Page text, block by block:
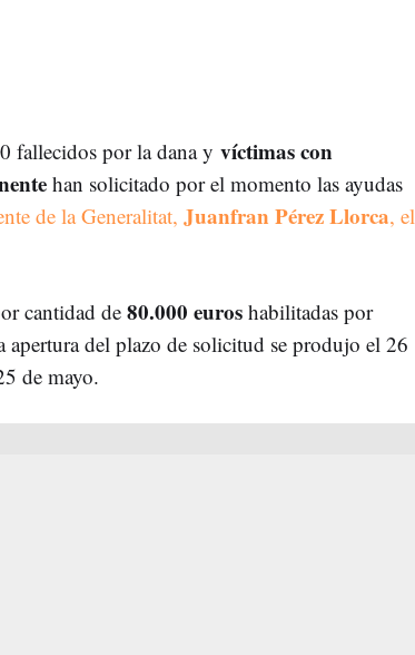
fallecidos por la dana y víctimas con
han solicitado por el momento las ayudas
de la Generalitat, Juanfran Pérez Llorca, el
cantidad de 80.000 euros habilitadas por
del plazo de solicitud se produjo el 26
de mayo.